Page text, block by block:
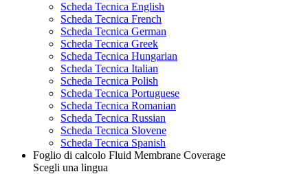
Scheda Tecnica English
Scheda Tecnica French
Scheda Tecnica German
Scheda Tecnica Greek
Scheda Tecnica Hungarian
Scheda Tecnica Italian
Scheda Tecnica Polish
Scheda Tecnica Portuguese
Scheda Tecnica Romanian
Scheda Tecnica Russian
Scheda Tecnica Slovene
Scheda Tecnica Spanish
Foglio di calcolo Fluid Membrane Coverage
Scegli una lingua